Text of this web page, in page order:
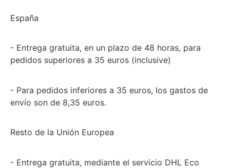
España
- Entrega gratuita, en un plazo de 48 horas, para
pedidos superiores a 35 euros (inclusive)
- Para pedidos inferiores a 35 euros, los gastos de
envío son de 8,35 euros.
Resto de la Unión Europea
- Entrega gratuita, mediante el servicio DHL Eco